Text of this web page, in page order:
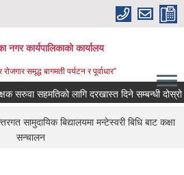
नगर कार्यपालिकाको कार्यालय
समृद्ध बागमती पर्यटन र पूर्वाधार”
शिक्षक सरुवा सहमतिको लागि दरखास्त दिने सम्बन्धी
सामुदायिक बिद्यालयमा मन्टेस्वरी बिधि बाट कक्षा
सन्चालन